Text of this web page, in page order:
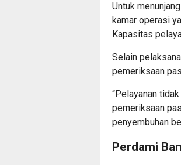
Untuk
kamar operasi
Kapasitas
Selain
pemeriksaan
“Pelayanan
pemeriksaan
penyembuhan
Perdami